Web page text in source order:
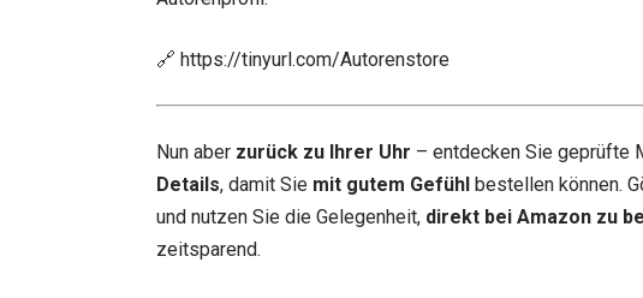
🔗 https://tinyurl.com/Autorenstore
Nun aber zurück zu Ihrer Uhr – entdecken Sie geprüfte
Details, damit Sie mit gutem Gefühl bestellen können.
und nutzen Sie die Gelegenheit, direkt bei Amazon zu
zeitsparend.